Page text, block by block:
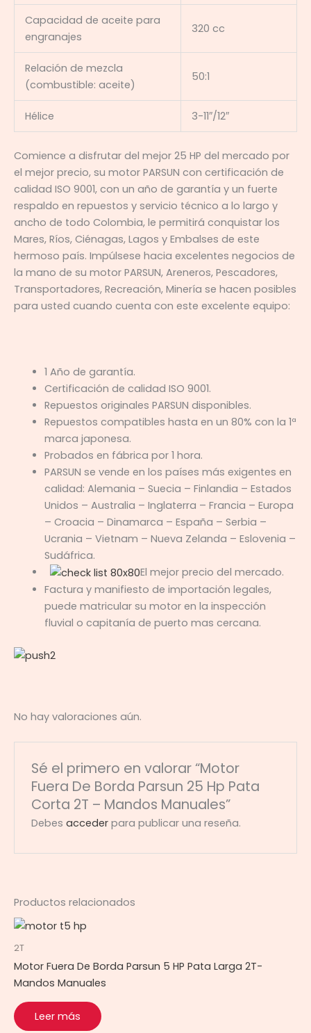
Capacidad de aceite para
engranajes
320 cc
Relación de mezcla
(combustible: aceite)
50:1
Hélice 3-11″/12″
Comience a disfrutar del mejor 25 HP del mercado por
el mejor precio, su motor PARSUN con certificación de
calidad ISO 9001, con un año de garantía y un fuerte
respaldo en repuestos y servicio técnico a lo largo y
ancho de todo Colombia, le permitirá conquistar los
Mares, Ríos, Ciénagas, Lagos y Embalses de este
hermoso país. Impúlsese hacia excelentes negocios de
la mano de su motor PARSUN, Areneros, Pescadores,
Transportadores, Recreación, Minería se hacen posibles
para usted cuando cuenta con este excelente equipo:
1 Año de garantía.
Certificación de calidad ISO 9001.
Repuestos originales PARSUN disponibles.
Repuestos compatibles hasta en un 80% con la 1ª
marca japonesa.
Probados en fábrica por 1 hora.
PARSUN se vende en los países más exigentes en
calidad: Alemania – Suecia – Finlandia – Estados
Unidos – Australia – Inglaterra – Francia – Europa
– Croacia – Dinamarca – España – Serbia –
Ucrania – Vietnam – Nueva Zelanda – Eslovenia –
Sudáfrica.
El mejor precio del mercado.
Factura y manifiesto de importación legales,
puede matricular su motor en la inspección
fluvial o capitanía de puerto mas cercana.
No hay valoraciones aún.
Sé el primero en valorar “Motor
Fuera De Borda Parsun 25 Hp Pata
Corta 2T – Mandos Manuales”
Debesacceder para publicar una reseña.
Productos relacionados
2T
Motor Fuera De Borda Parsun 5 HP Pata Larga 2T-
Mandos Manuales
Leer más